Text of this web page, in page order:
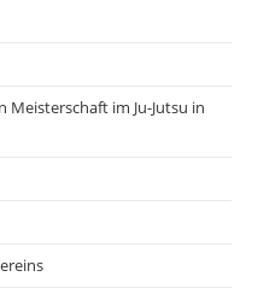
Meisterschaft im Ju-Jutsu in